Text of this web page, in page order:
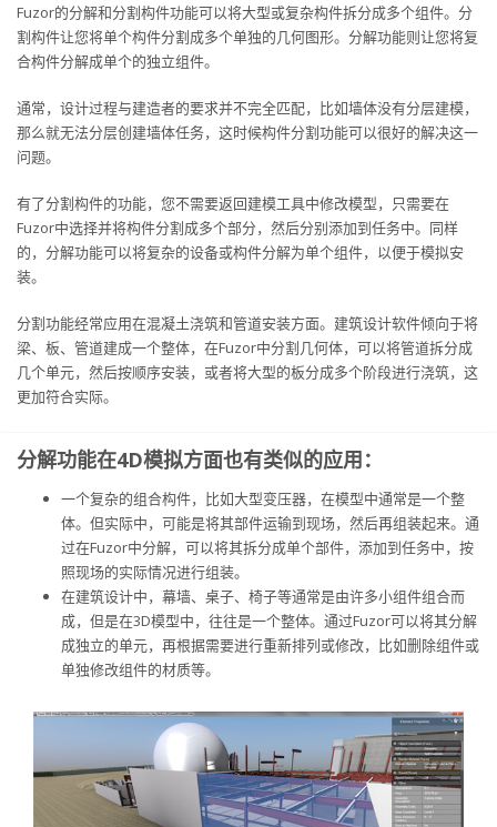
Fuzor的分解和分割构件功能可以将大型或复杂构件拆分成多个组件。分
割构件让您将单个构件分割成多个单独的几何图形。分解功能则让您将复
合构件分解成单个的独立组件。
通常，设计过程与建造者的要求并不完全匹配，比如墙体没有分层建模，
那么就无法分层创建墙体任务，这时候构件分割功能可以很好的解决这一
问题。
有了分割构件的功能，您不需要返回建模工具中修改模型，只需要在
Fuzor中选择并将构件分割成多个部分，然后分别添加到任务中。同样
的，分解功能可以将复杂的设备或构件分解为单个组件，以便于模拟安
装。
分割功能经常应用在混凝土浇筑和管道安装方面。建筑设计软件倾向于将
梁、板、管道建成一个整体，在Fuzor中分割几何体，可以将管道拆分成
几个单元，然后按顺序安装，或者将大型的板分成多个阶段进行浇筑，这
更加符合实际。
分解功能在4D模拟方面也有类似的应用：
一个复杂的组合构件，比如大型变压器，在模型中通常是一个整
体。但实际中，可能是将其部件运输到现场，然后再组装起来。通
过在Fuzor中分解，可以将其拆分成单个部件，添加到任务中，按
照现场的实际情况进行组装。
在建筑设计中，幕墙、桌子、椅子等通常是由许多小组件组合而
成，但是在3D模型中，往往是一个整体。通过Fuzor可以将其分解
成独立的单元，再根据需要进行重新排列或修改，比如删除组件或
单独修改组件的材质等。